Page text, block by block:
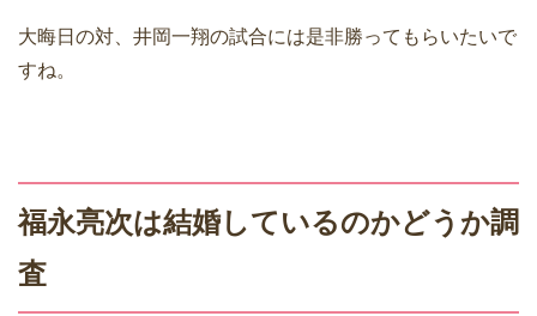
大晦日の対、井岡一翔の試合には是非勝ってもらいたいで
すね。
福永亮次は結婚しているのかどうか調
査